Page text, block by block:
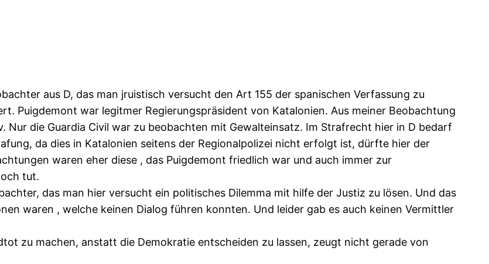
aus D, das man jruistisch versucht den Art 155 der spanischen Verfassung zu
Puigdemont war legitmer Regierungspräsident von Katalonien. Aus meiner Beobachtung
Nur die Guardia Civil war zu beobachten mit Gewalteinsatz. Im Strafrecht hier in D bedarf
da dies in Katalonien seitens der Regionalpolizei nicht erfolgt ist, dürfte hier der
waren eher diese , das Puigdemont friedlich war und auch immer zur
tut.
das man hier versucht ein politisches Dilemma mit hilfe der Justiz zu lösen. Und das
waren , welche keinen Dialog führen konnten. Und leider gab es auch keinen Vermittler
zu machen, anstatt die Demokratie entscheiden zu lassen, zeugt nicht gerade von